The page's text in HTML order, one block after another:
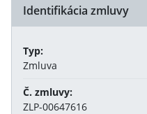
Identifikácia zmluvy
Typ:
Zmluva
Č. zmluvy:
ZLP-00647616